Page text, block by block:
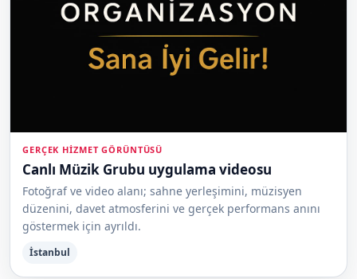
GERÇEK HIZMET GÖRÜNTÜSÜ
Canlı Müzik Grubu uygulama videosu
Fotoğraf ve video alanı; sahne yerleşimini, müzisyen
düzenini, davet atmosferini ve gerçek performans anını
göstermek için ayrıldı.
İstanbul